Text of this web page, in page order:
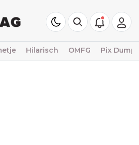
Hilarisch OMFG Pix Dump